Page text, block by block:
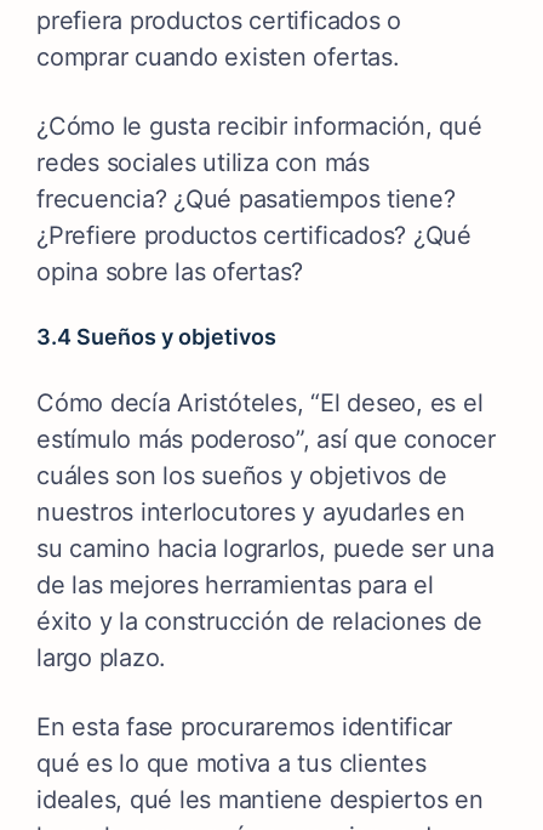
prefiera productos certificados o
comprar cuando existen ofertas.
¿Cómo le gusta recibir información, qué
redes sociales utiliza con más
frecuencia? ¿Qué pasatiempos tiene?
¿Prefiere productos certificados? ¿Qué
opina sobre las ofertas?
3.4 Sueños y objetivos
Cómo decía Aristóteles, “El deseo, es el
estímulo más poderoso”, así que conocer
cuáles son los sueños y objetivos de
nuestros interlocutores y ayudarles en
su camino hacia lograrlos, puede ser una
de las mejores herramientas para el
éxito y la construcción de relaciones de
largo plazo.
En esta fase procuraremos identificar
qué es lo que motiva a tus clientes
ideales, qué les mantiene despiertos en